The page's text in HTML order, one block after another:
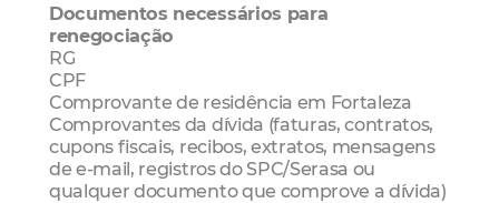
Documentos necessários para
renegociação
RG
CPF
Comprovante de residência em Fortaleza
Comprovantes da dívida (faturas, contratos,
cupons fiscais, recibos, extratos, mensagens
de e-mail, registros do SPC/Serasa ou
qualquer documento que comprove a dívida)